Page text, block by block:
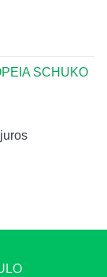
SCHUKO